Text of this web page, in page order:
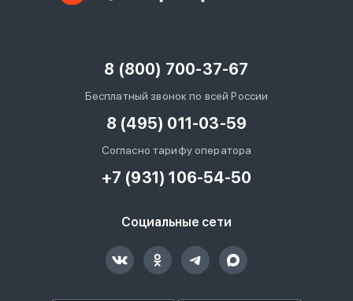
8 (800) 700-37-67
Бесплатный звонок по всей России
8 (495) 011-03-59
Согласно тарифу оператора
+7 (931) 106-54-50
Социальные сети